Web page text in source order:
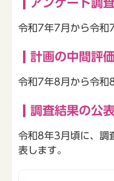
令和7年7月から令和
計画の中間評
令和7年8月から令和
調査結果の公
令和8年3月頃に、調
表します。